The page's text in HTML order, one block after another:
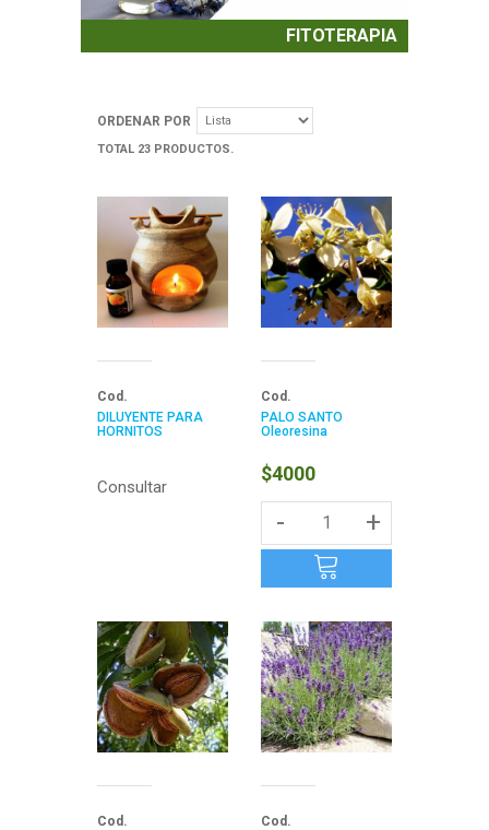
FITOTERAPIA
ORDENAR POR
TOTAL 23 PRODUCTOS.
Cod.
DILUYENTE PARA
HORNITOS
Consultar
Cod.
PALO SANTO
Oleoresina
$4000
- +
Cod.
Cod.